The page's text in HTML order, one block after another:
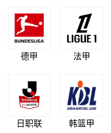
德甲 法甲
日职联 韩篮甲